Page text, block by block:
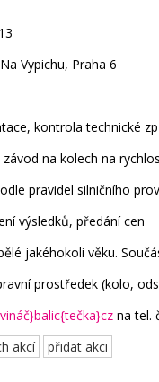
Vypichu, Praha 6
kontrola technické
na kolech na
pravidel silničního
výsledků, předání
jakéhokoli věku.
prostředek (kolo,
na tel.
akcí
přidat akci